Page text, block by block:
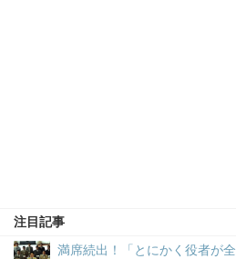
注目記事
満席続出！「とにかく役者が